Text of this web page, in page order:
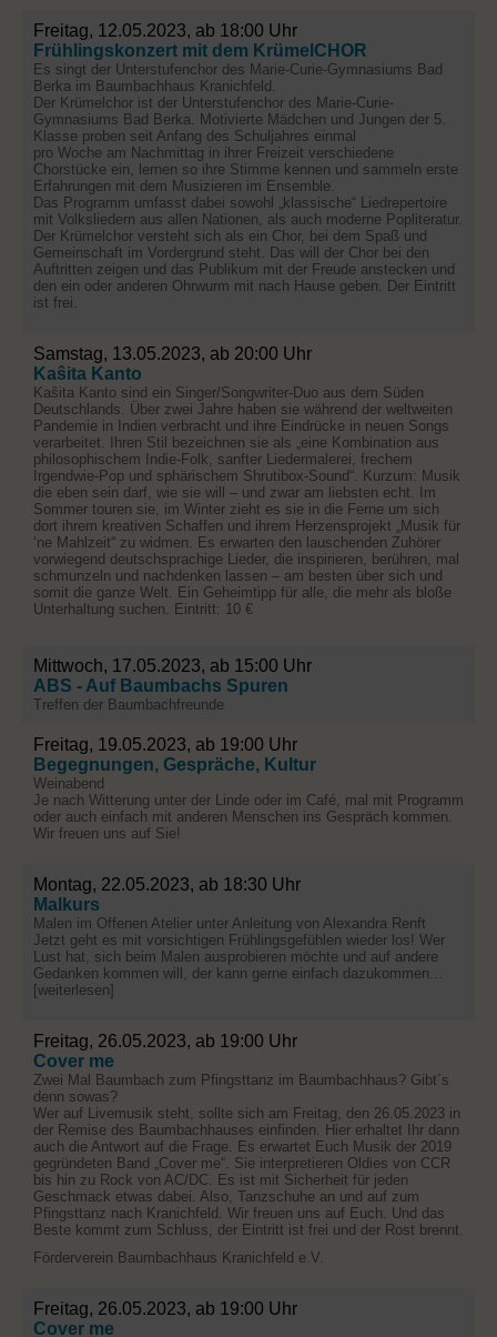
Freitag, 12.05.2023, ab 18:00 Uhr
Frühlingskonzert mit dem KrümelCHOR
Es singt der Unterstufenchor des Marie-Curie-Gymnasiums Bad
Berka im Baumbachhaus Kranichfeld.
Der Krümelchor ist der Unterstufenchor des Marie-Curie-
Gymnasiums Bad Berka. Motivierte Mädchen und Jungen der 5.
Klasse proben seit Anfang des Schuljahres einmal
pro Woche am Nachmittag in ihrer Freizeit verschiedene
Chorstücke ein, lernen so ihre Stimme kennen und sammeln erste
Erfahrungen mit dem Musizieren im Ensemble.
Das Programm umfasst dabei sowohl „klassische“ Liedrepertoire
mit Volksliedern aus allen Nationen, als auch moderne Popliteratur.
Der Krümelchor versteht sich als ein Chor, bei dem Spaß und
Gemeinschaft im Vordergrund steht. Das will der Chor bei den
Auftritten zeigen und das Publikum mit der Freude anstecken und
den ein oder anderen Ohrwurm mit nach Hause geben. Der Eintritt
ist frei.
Samstag, 13.05.2023, ab 20:00 Uhr
Kaŝita Kanto
Kaŝita Kanto sind ein Singer/Songwriter-Duo aus dem Süden
Deutschlands. Über zwei Jahre haben sie während der weltweiten
Pandemie in Indien verbracht und ihre Eindrücke in neuen Songs
verarbeitet. Ihren Stil bezeichnen sie als „eine Kombination aus
philosophischem Indie-Folk, sanfter Liedermalerei, frechem
Irgendwie-Pop und sphärischem Shrutibox-Sound“. Kurzum: Musik
die eben sein darf, wie sie will – und zwar am liebsten echt. Im
Sommer touren sie, im Winter zieht es sie in die Ferne um sich
dort ihrem kreativen Schaffen und ihrem Herzensprojekt „Musik für
‘ne Mahlzeit“ zu widmen. Es erwarten den lauschenden Zuhörer
vorwiegend deutschsprachige Lieder, die inspirieren, berühren, mal
schmunzeln und nachdenken lassen – am besten über sich und
somit die ganze Welt. Ein Geheimtipp für alle, die mehr als bloße
Unterhaltung suchen. Eintritt: 10 €
Mittwoch, 17.05.2023, ab 15:00 Uhr
ABS - Auf Baumbachs Spuren
Treffen der Baumbachfreunde
Freitag, 19.05.2023, ab 19:00 Uhr
Begegnungen, Gespräche, Kultur
Weinabend
Je nach Witterung unter der Linde oder im Café, mal mit Programm
oder auch einfach mit anderen Menschen ins Gespräch kommen.
Wir freuen uns auf Sie!
Montag, 22.05.2023, ab 18:30 Uhr
Malkurs
Malen im Offenen Atelier unter Anleitung von Alexandra Renft
Jetzt geht es mit vorsichtigen Frühlingsgefühlen wieder los! Wer
Lust hat, sich beim Malen ausprobieren möchte und auf andere
Gedanken kommen will, der kann gerne einfach dazukommen...
[weiterlesen]
Freitag, 26.05.2023, ab 19:00 Uhr
Cover me
Zwei Mal Baumbach zum Pfingsttanz im Baumbachhaus? Gibt´s
denn sowas?
Wer auf Livemusik steht, sollte sich am Freitag, den 26.05.2023 in
der Remise des Baumbachhauses einfinden. Hier erhaltet Ihr dann
auch die Antwort auf die Frage. Es erwartet Euch Musik der 2019
gegründeten Band „Cover me“. Sie interpretieren Oldies von CCR
bis hin zu Rock von AC/DC. Es ist mit Sicherheit für jeden
Geschmack etwas dabei. Also, Tanzschuhe an und auf zum
Pfingsttanz nach Kranichfeld. Wir freuen uns auf Euch. Und das
Beste kommt zum Schluss, der Eintritt ist frei und der Rost brennt.
Förderverein Baumbachhaus Kranichfeld e.V.
Freitag, 26.05.2023, ab 19:00 Uhr
Cover me